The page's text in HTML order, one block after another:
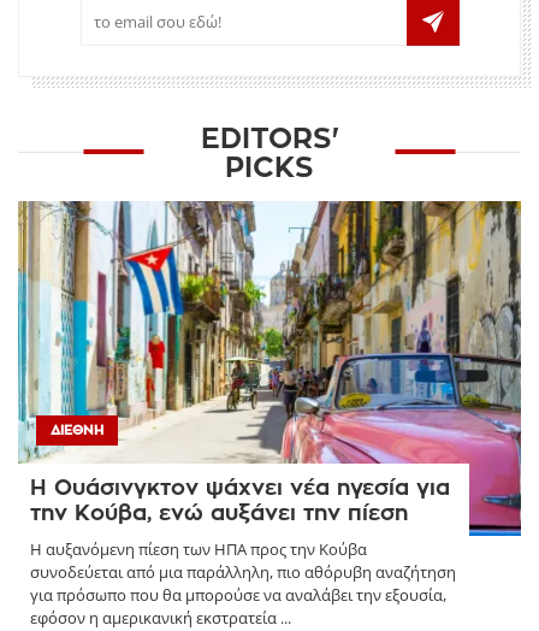
EDITORS'
PICKS
ΔΙΕΘΝΉ
Η Ουάσινγκτον ψάχνει νέα ηγεσία για
την Κούβα, ενώ αυξάνει την πίεση
Η αυξανόμενη πίεση των ΗΠΑ προς την Κούβα
συνοδεύεται από μια παράλληλη, πιο αθόρυβη αναζήτηση
για πρόσωπο που θα μπορούσε να αναλάβει την εξουσία,
εφόσον η αμερικανική εκστρατεία ...